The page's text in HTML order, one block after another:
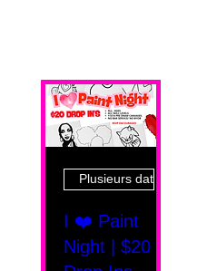
Plusieurs dates
I ❤️ Paint
Night | $20